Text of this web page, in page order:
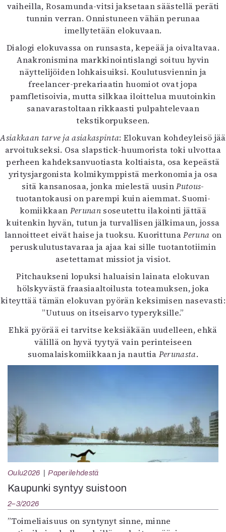
vaiheilla, Rosamunda-vitsi jaksetaan säästellä peräti
tunnin verran. Onnistuneen vähän perunaa
imellytetään elokuvaan.
Dialogi elokuvassa on runsasta, kepeää ja oivaltavaa.
Anakronismina markkinointislangi soituu hyvin
näyttelijöiden lohkaisuiksi. Koulutusviennin ja
freelancer-prekariaatin huomiot ovat jopa
pamfletisoivia, mutta silkkaa iloittelua muutoinkin
sanavarastoltaan rikkaasti pulpahtelevaan
tekstikorpukseen.
Asiakkaan tarve ja asiakaspinta: Elokuvan kohdeyleisö jää
arvoitukseksi. Osa slapstick-huumorista toki ulvottaa
perheen kahdeksanvuotiasta koltiaista, osa kepeästä
yritysjargonista kolmikymppistä merkonomia ja osa
sitä kansanosaa, jonka mielestä uusinPutous-
tuotantokausi on parempi kuin aiemmat. Suomi-
komiikkaan Perunansoseutettu ilakointi jättää
kuitenkin hyvän, tutun ja turvallisen jälkimaun, jossa
lannoitteet eivät haise ja tuoksu. KuorittunaPeruna on
peruskulutustavaraa ja ajaa kai sille tuotantotiimin
asetettamat missiot ja visiot.
Pitchaukseni lopuksi haluaisin lainata elokuvan
hölskyvästä fraasiaaltoilusta toteamuksen, joka
kiteyttää tämän elokuvan pyörän keksimisen nasevasti:
”Uutuus on itseisarvo typeryksille.”
Ehkä pyörää ei tarvitse keksiäkään uudelleen, ehkä
välillä on hyvä tyytyä vain perinteiseen
suomalaiskomiikkaan ja nauttia Perunasta.
Oulu2026 Paperilehdestä
Kaupunki syntyy suistoon
2–3/2026
”Toimeliaisuus on syntynyt sinne, minne